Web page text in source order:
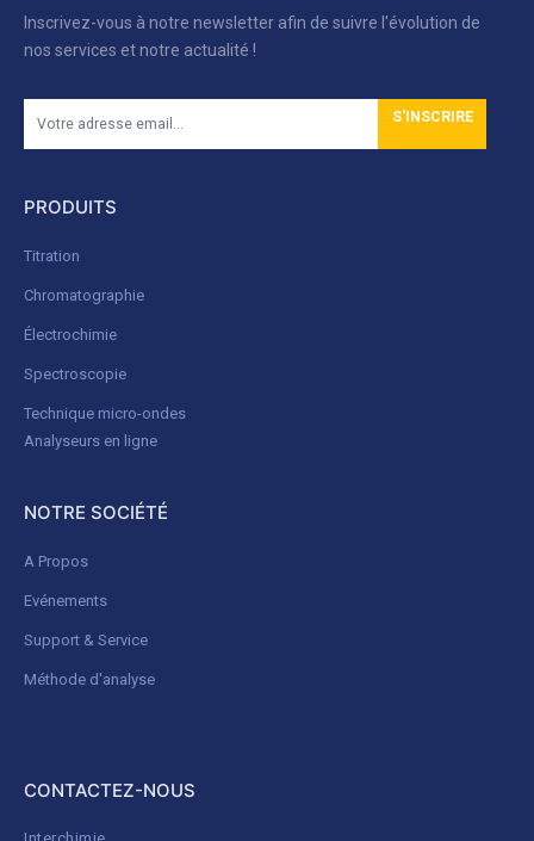
Inscrivez-vous à notre newsletter afin de suivre l'évolution de
nos services et notre actualité !
S'INSCRIRE
PRODUITS
Titration
Chromatographie
Électrochimie
Spectroscopie
Technique micro-ondes
Analyseurs en ligne
NOTRE SOCIÉTÉ
A Propos
Evénements
Support & Service
Méthode d'analyse
CONTACTEZ-NOUS